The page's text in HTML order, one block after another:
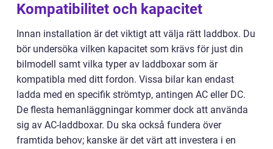
Kompatibilitet och kapacitet
Innan installation är det viktigt att välja rätt laddbox. Du
bör undersöka vilken kapacitet som krävs för just din
bilmodell samt vilka typer av laddboxar som är
kompatibla med ditt fordon. Vissa bilar kan endast
ladda med en specifik strömtyp, antingen AC eller DC.
De flesta hemanläggningar kommer dock att använda
sig av AC-laddboxar. Du ska också fundera över
framtida behov; kanske är det värt att investera i en